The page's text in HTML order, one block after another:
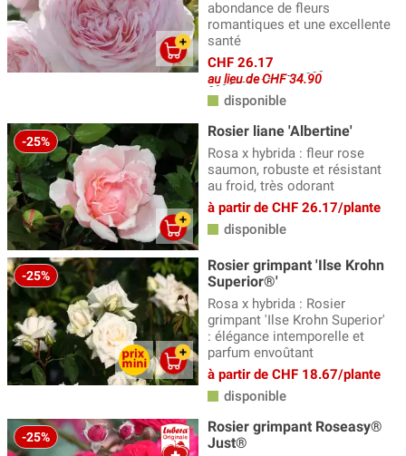
abondance de fleurs
romantiques et une excellente
santé
CHF 26.17
au lieu de CHF 34.90
disponible
-25%
Rosier liane 'Albertine'
Rosa x hybrida : fleur rose
saumon, robuste et résistant
au froid, très odorant
à partir de CHF 26.17/plante
disponible
-25%
Rosier grimpant 'Ilse Krohn
Superior®'
Rosa x hybrida : Rosier
grimpant 'Ilse Krohn Superior'
: élégance intemporelle et
parfum envoûtant
à partir de CHF 18.67/plante
disponible
-25%
Rosier grimpant Roseasy®
Just®